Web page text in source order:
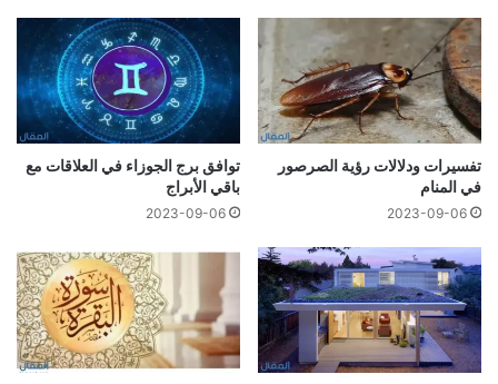
تفسيرات ودلالات رؤية الصرصور
في المنام
2023-09-06
توافق برج الجوزاء في العلاقات مع
باقي الأبراج
2023-09-06